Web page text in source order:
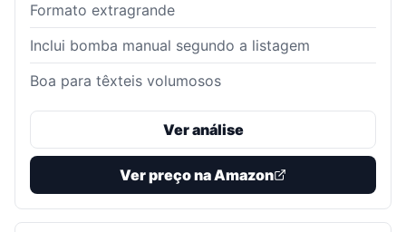
Formato extragrande
Inclui bomba manual segundo a listagem
Boa para têxteis volumosos
Ver análise
Ver preço na Amazon